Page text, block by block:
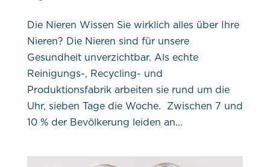
Die Nieren Wissen Sie wirklich alles über Ihre
Nieren? Die Nieren sind für unsere
Gesundheit unverzichtbar. Als echte
Reinigungs-, Recycling- und
Produktionsfabrik arbeiten sie rund um die
Uhr, sieben Tage die Woche. Zwischen 7 und
10 % der Bevölkerung leiden an...